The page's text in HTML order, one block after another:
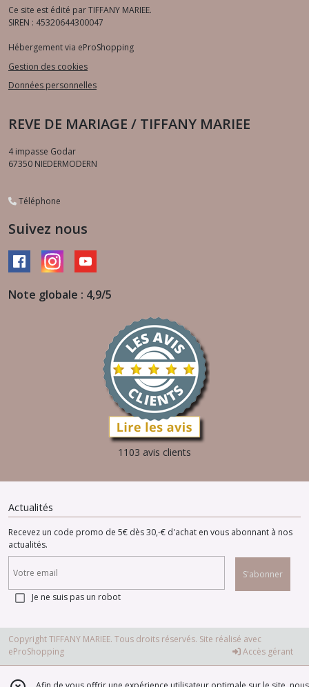
Ce site est édité par TIFFANY MARIEE.
SIREN : 45320644300047
Hébergement via eProShopping
Gestion des cookies
Données personnelles
REVE DE MARIAGE / TIFFANY MARIEE
4 impasse Godar
67350 NIEDERMODERN
Téléphone
Suivez nous
Note globale : 4,9/5
1103 avis clients
Actualités
Recevez un code promo de 5€ dès 30,-€ d'achat en vous abonnant à nos
actualités.
S'abonner
Je ne suis pas un robot
Copyright TIFFANY MARIEE. Tous droits réservés. Site réalisé avec
eProShopping
Accès gérant